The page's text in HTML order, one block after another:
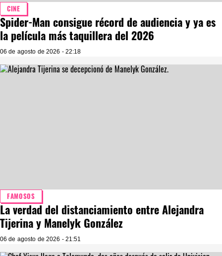
CINE
Spider-Man consigue récord de audiencia y ya es
la película más taquillera del 2026
06 de agosto de 2026 - 22:18
FAMOSOS
La verdad del distanciamiento entre Alejandra
Tijerina y Manelyk González
06 de agosto de 2026 - 21:51